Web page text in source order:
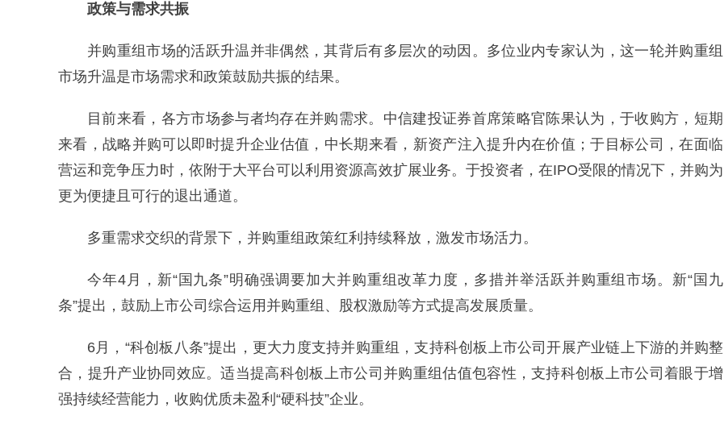
政策与需求共振
并购重组市场的活跃升温并非偶然，其背后有多层次的动因。多位业内专家认为，这一轮并购重组
市场升温是市场需求和政策鼓励共振的结果。
目前来看，各方市场参与者均存在并购需求。中信建投证券首席策略官陈果认为，于收购方，短期
来看，战略并购可以即时提升企业估值，中长期来看，新资产注入提升内在价值；于目标公司，在面临
营运和竞争压力时，依附于大平台可以利用资源高效扩展业务。于投资者，在IPO受限的情况下，并购为
更为便捷且可行的退出通道。
多重需求交织的背景下，并购重组政策红利持续释放，激发市场活力。
今年4月，新“国九条”明确强调要加大并购重组改革力度，多措并举活跃并购重组市场。新“国九
条”提出，鼓励上市公司综合运用并购重组、股权激励等方式提高发展质量。
6月，“科创板八条”提出，更大力度支持并购重组，支持科创板上市公司开展产业链上下游的并购整
合，提升产业协同效应。适当提高科创板上市公司并购重组估值包容性，支持科创板上市公司着眼于增
强持续经营能力，收购优质未盈利“硬科技”企业。